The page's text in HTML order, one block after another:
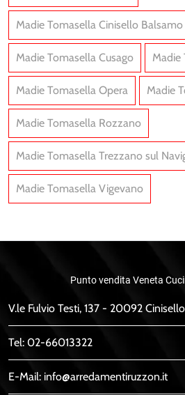
Madie Tomasella Cinisello Balsamo
Madie Tomasella Cusago Madie
Madie Tomasella Opera Madie
Madie Tomasella Rozzano
Madie Tomasella Trezzano sul
Madie Tomasella Vigevano
Punto vendita Veneta
V.le Fulvio Testi, 137 - 20092
Tel: 02-66013322
E-Mail: info@arredamentiruzzon.it